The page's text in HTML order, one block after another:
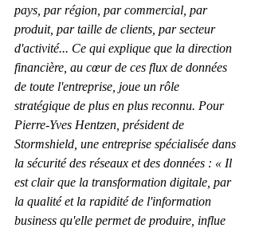
pays, par région, par commercial, par
produit, par taille de clients, par secteur
d'activité... Ce qui explique que la direction
financière, au cœur de ces flux de données
de toute l'entreprise, joue un rôle
stratégique de plus en plus reconnu. Pour
Pierre-Yves Hentzen, président de
Stormshield, une entreprise spécialisée dans
la sécurité des réseaux et des données : « Il
est clair que la transformation digitale, par
la qualité et la rapidité de l'information
business qu'elle permet de produire, influe